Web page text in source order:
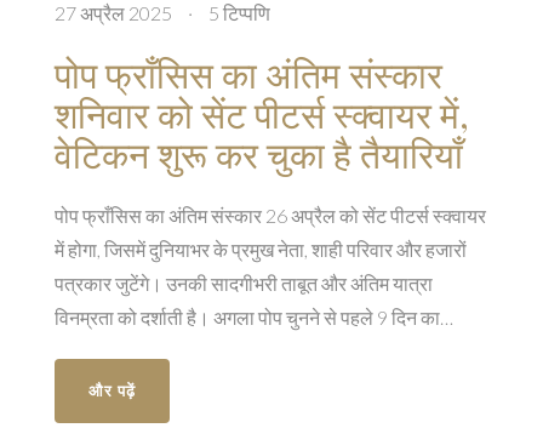
27 अप्रैल 2025 · 5 टिप्पणि
पोप फ्राँसिस का अंतिम संस्कार
शनिवार को सेंट पीटर्स स्क्वायर में,
वेटिकन शुरू कर चुका है तैयारियाँ
पोप फ्राँसिस का अंतिम संस्कार 26 अप्रैल को सेंट पीटर्स स्क्वायर
में होगा, जिसमें दुनियाभर के प्रमुख नेता, शाही परिवार और हजारों
पत्रकार जुटेंगे। उनकी सादगीभरी ताबूत और अंतिम यात्रा
विनम्रता को दर्शाती है। अगला पोप चुनने से पहले 9 दिन का
और पढ़ें